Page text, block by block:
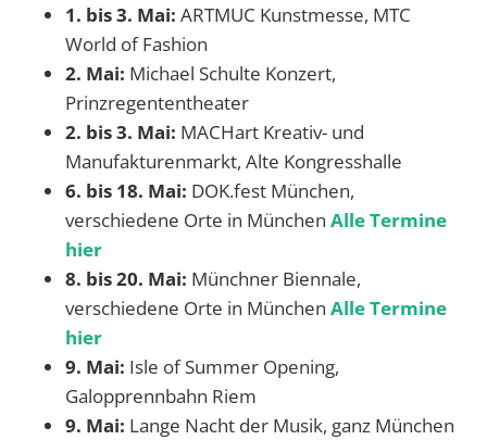
1. bis 3. Mai: ARTMUC Kunstmesse, MTC
World of Fashion
2. Mai: Michael Schulte Konzert,
Prinzregententheater
2. bis 3. Mai: MACHart Kreativ- und
Manufakturenmarkt, Alte Kongresshalle
6. bis 18. Mai: DOK.fest München,
verschiedene Orte in München Alle Termine
hier
8. bis 20. Mai: Münchner Biennale,
verschiedene Orte in München Alle Termine
hier
9. Mai: Isle of Summer Opening,
Galopprennbahn Riem
9. Mai: Lange Nacht der Musik, ganz München